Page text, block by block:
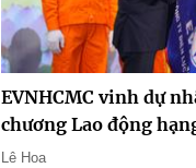
EVNHCMC vinh dự
chương Lao động
Lê Hoa